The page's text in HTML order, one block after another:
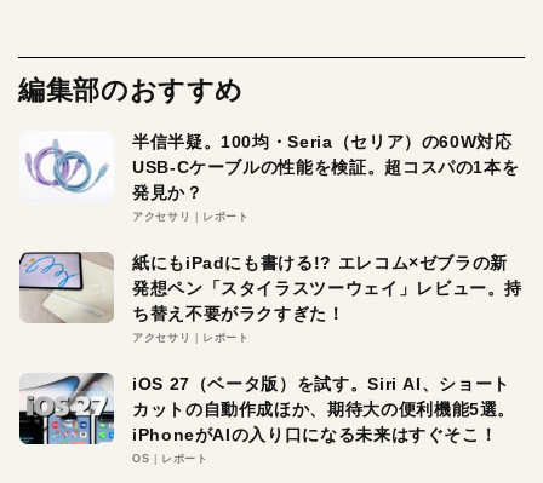
編集部のおすすめ
半信半疑。100均・Seria（セリア）の60W対応
USB-Cケーブルの性能を検証。超コスパの1本を
発見か？
アクセサリ レポート
紙にもiPadにも書ける!? エレコム×ゼブラの新
発想ペン「スタイラスツーウェイ」レビュー。持
ち替え不要がラクすぎた！
アクセサリ レポート
iOS 27（ベータ版）を試す。Siri AI、ショート
カットの自動作成ほか、期待大の便利機能5選。
iPhoneがAIの入り口になる未来はすぐそこ！
OS レポート